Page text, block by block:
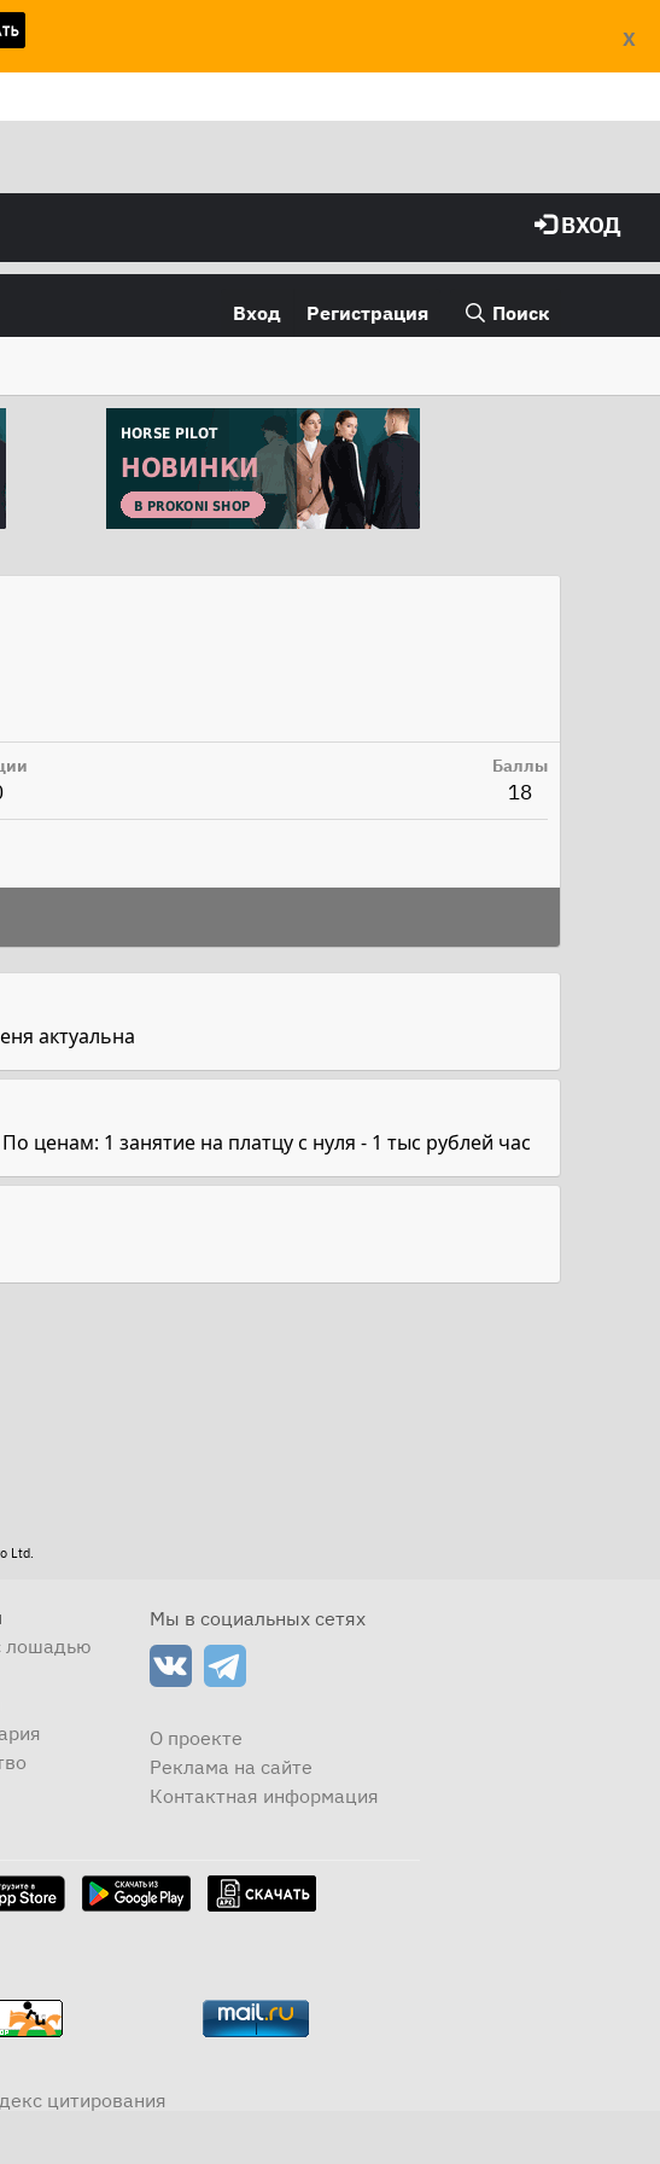
X
ВХОД
Вход Регистрация Поиск
Баллы
18
актуальна
ценам: 1 занятие на платцу с нуля - 1 тыс рублей час
Ltd.
лошадью
Мы в социальных сетях
О проекте
Реклама на сайте
Контактная информация